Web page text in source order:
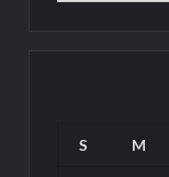
S M